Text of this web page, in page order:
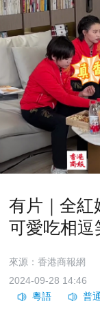
有片｜全紅
可愛吃相逗
來源：香港商報網
2024-09-28 14:46